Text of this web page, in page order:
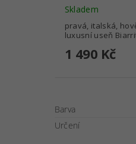
Skladem
pravá, italská,
luxusní useň
1 490 Kč
Barva
Určení